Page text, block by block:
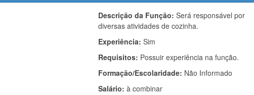
Descrição da Função: Será responsável por
diversas atividades de cozinha.
Experiência: Sim
Requisitos: Possuir experiência na função.
Formação/Escolaridade: Não Informado
Salário: à combinar